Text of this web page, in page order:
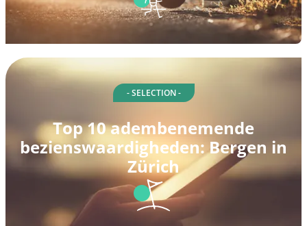
- SELECTION -
Top 10 adembenemende
bezienswaardigheden: Bergen in
Zürich